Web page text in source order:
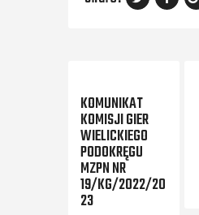
KOMUNIKAT
KOMISJI GIER
WIELICKIEGO
PODOKRĘGU
MZPN NR
19/KG/2022/20
23